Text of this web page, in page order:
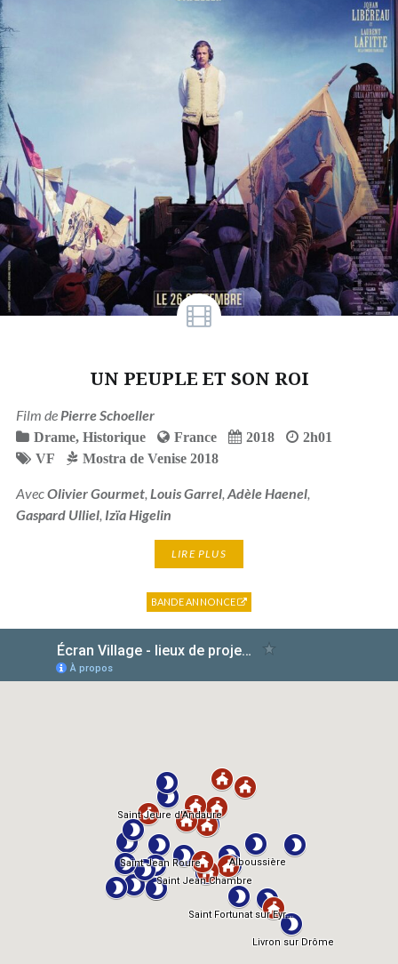
UN PEUPLE ET SON ROI
Film de Pierre Schoeller
Drame, Historique France 2018
2h01
VF
Mostra de Venise 2018
AvecOlivier Gourmet, Louis Garrel, Adèle Haenel,
Gaspard Ulliel, Izïa Higelin
LIRE PLUS
BANDE ANNONCE